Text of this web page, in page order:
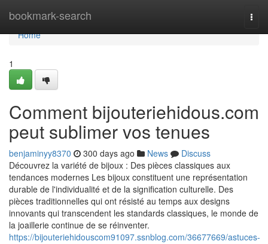
bookmark-search
Home
Home
1
Comment bijouteriehidous.com
peut sublimer vos tenues
benjaminyy8370 300 days ago News
Discuss
Découvrez la variété de bijoux : Des pièces classiques aux
tendances modernes Les bijoux constituent une représentation
durable de l'individualité et de la signification culturelle. Des
pièces traditionnelles qui ont résisté au temps aux designs
innovants qui transcendent les standards classiques, le monde de
la joaillerie continue de se réinventer.
https://bijouteriehidouscom91097.ssnblog.com/36677669/astuces-